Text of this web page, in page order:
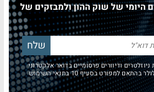
היומי של שוק ההון ולמבזקים של
ודיוורים פרסומיים בדואר אלקטרוני
למפורט בסעיף 10 בתנאי השימוש